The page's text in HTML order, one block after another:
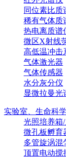
同位素比质
稀有气体质
热电离质谱
微区X射线
高低温冲击
气体激光器
气体传感器
水分灰分仪
显微拉曼光
实验室、生命
光照培养箱
微孔板孵育
多管旋涡混
顶置电动搅